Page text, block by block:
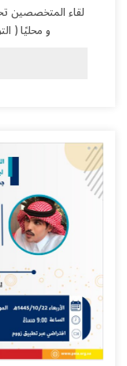
لقاء المتخصصين
و محليًا (